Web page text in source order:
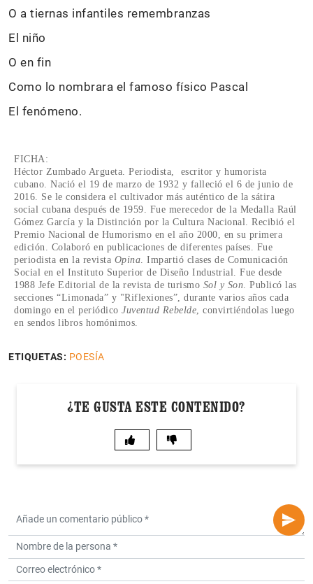
O a tiernas infantiles remembranzas
El niño
O en fin
Como lo nombrara el famoso físico Pascal
El fenómeno.
FICHA:
Héctor Zumbado Argueta. Periodista, escritor y humorista
cubano. Nació el 19 de marzo de 1932 y falleció el 6 de junio de
2016. Se le considera el cultivador más auténtico de la sátira
social cubana después de 1959. Fue merecedor de la Medalla Raúl
Gómez García y la Distinción por la Cultura Nacional. Recibió el
Premio Nacional de Humorismo en el año 2000, en su primera
edición. Colaboró en publicaciones de diferentes países. Fue
periodista en la revista Opina. Impartió clases de Comunicación
Social en el Instituto Superior de Diseño Industrial. Fue desde
1988 Jefe Editorial de la revista de turismo Sol y Son. Publicó las
secciones “Limonada” y "Riflexiones”, durante varios años cada
domingo en el periódico Juventud Rebelde, convirtiéndolas luego
en sendos libros homónimos.
ETIQUETAS: POESÍA
¿TE GUSTA ESTE CONTENIDO?